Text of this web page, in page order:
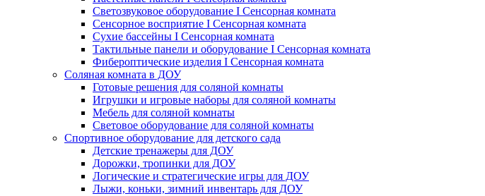
Светозвуковое оборудование I Сенсорная комната
Сенсорное восприятие I Сенсорная комната
Сухие бассейны I Сенсорная комната
Тактильные панели и оборудование I Сенсорная комната
Фибероптические изделия I Сенсорная комната
Соляная комната в ДОУ
Готовые решения для соляной комнаты
Игрушки и игровые наборы для соляной комнаты
Мебель для соляной комнаты
Световое оборудование для соляной комнаты
Спортивное оборудование для детского сада
Детские тренажеры для ДОУ
Дорожки, тропинки для ДОУ
Логические и стратегические игры для ДОУ
Лыжи, коньки, зимний инвентарь для ДОУ